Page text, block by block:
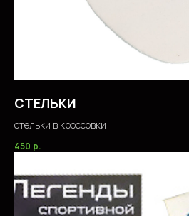
СТЕЛЬКИ
стельки в кроссовки
450 р.